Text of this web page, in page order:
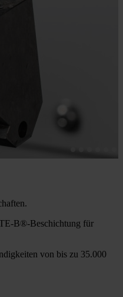
B®-Beschichtung für
von bis zu 35.000